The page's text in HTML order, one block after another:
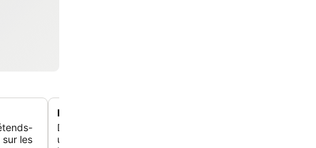
les
Installations familiales complètes
Découvre un paradis pour les enfants avec une
un trampoline extérieur, une aire de jeux et une salle de